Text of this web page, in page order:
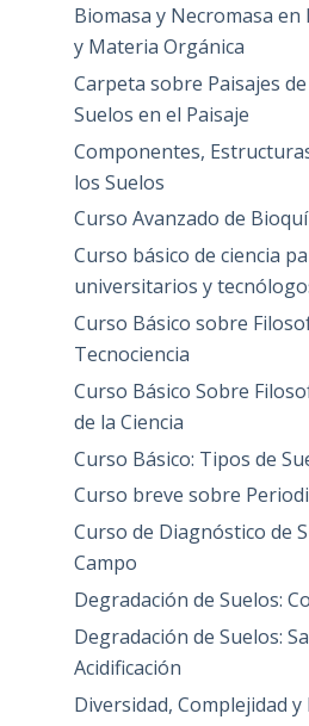
Biomasa y Necromasa en
y Materia Orgánica
Carpeta sobre Paisajes
Suelos en el Paisaje
Componentes,
los Suelos
Curso Avanzado de
Curso básico de ciencia
universitarios y
Curso Básico sobre
Tecnociencia
Curso Básico Sobre
de la Ciencia
Curso Básico: Tipos de
Curso breve sobre
Curso de Diagnóstico de
Campo
Degradación de Suelos:
Degradación de Suelos:
Acidificación
Diversidad, Complejidad y